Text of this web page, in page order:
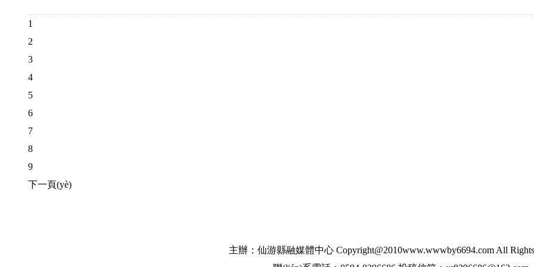
1
2
3
4
5
6
7
8
9
下一頁(yè)
主辦：仙游縣融媒體中心 Copyright@2010www.wwwby6694.com All Rights